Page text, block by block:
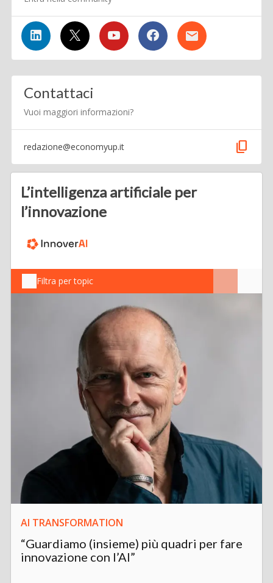
Contattaci
Vuoi maggiori informazioni?
redazione@economyup.it content_copy
L’intelligenza artificiale per
l’innovazione
Filtra per topic
AI TRANSFORMATION
“Guardiamo (insieme) più quadri per fare
innovazione con l’AI”